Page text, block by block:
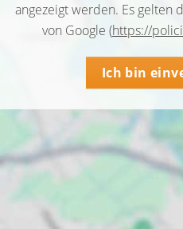
angezeigt werden. Es gelten
von Google (https://
Ich bin